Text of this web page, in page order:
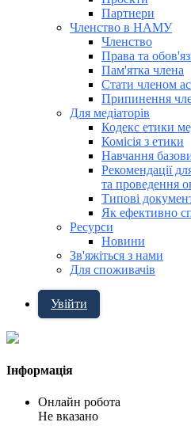
Партнери
Членство в НАМУ
Членство
Права та
Пам'ятка члена
Стати членом
Припинення
Для медіаторів
Кодекс етики
Комісія з етики
Навчання
Рекомендації
та проведення
Типові
Як ефективно
Ресурси
Новини
Зв'яжіться з нами
Для споживачів
Увійти
Інформація
Онлайн робота
Не вказано